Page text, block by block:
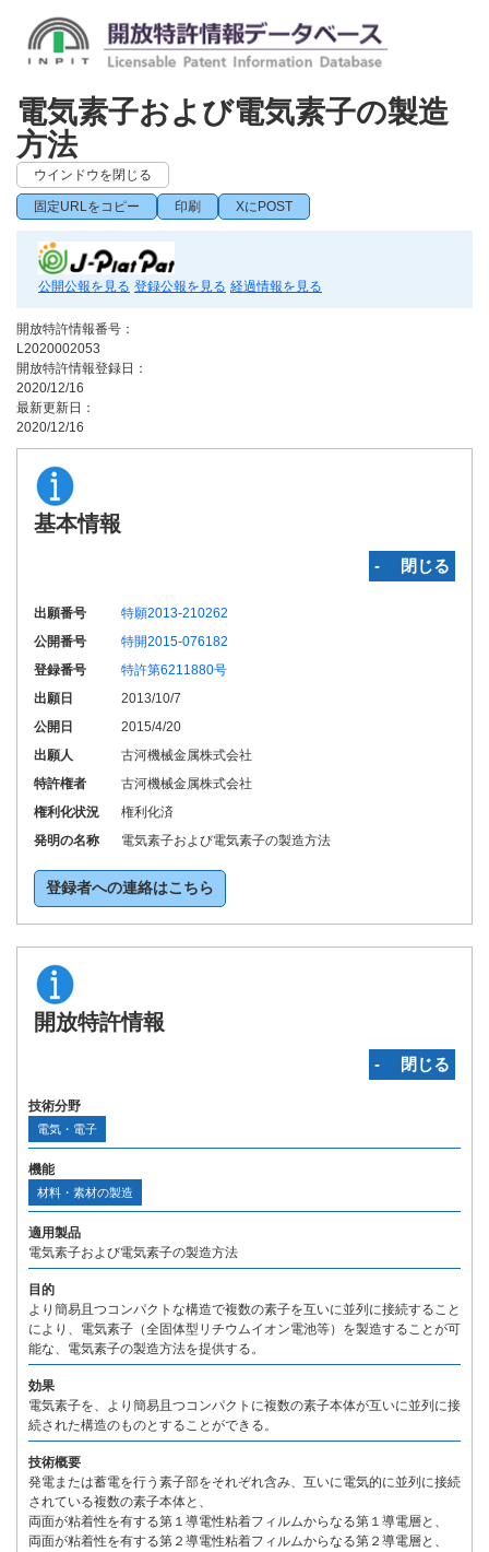
電気素子および電気素子の製造
方法
ウインドウを閉じる
固定URLをコピー 印刷 XにPOST
公開公報を見る 登録公報を見る 経過情報を見る
開放特許情報番号：
L2020002053
開放特許情報登録日：
2020/12/16
最新更新日：
2020/12/16
基本情報
‐ 閉じる
出願番号
特願2013-210262
公開番号
特開2015-076182
登録番号
特許第6211880号
出願日
2013/10/7
公開日
2015/4/20
出願人
古河機械金属株式会社
特許権者
古河機械金属株式会社
権利化状況
権利化済
発明の名称
電気素子および電気素子の製造方法
登録者への連絡はこちら
開放特許情報
‐ 閉じる
技術分野
電気・電子
機能
材料・素材の製造
適用製品
電気素子および電気素子の製造方法
目的
より簡易且つコンパクトな構造で複数の素子を互いに並列に接続すること
により、電気素子（全固体型リチウムイオン電池等）を製造することが可
能な、電気素子の製造方法を提供する。
効果
電気素子を、より簡易且つコンパクトに複数の素子本体が互いに並列に接
続された構造のものとすることができる。
技術概要
発電または蓄電を行う素子部をそれぞれ含み、互いに電気的に並列に接続
されている複数の素子本体と、
両面が粘着性を有する第１導電性粘着フィルムからなる第１導電層と、
両面が粘着性を有する第２導電性粘着フィルムからなる第２導電層と、